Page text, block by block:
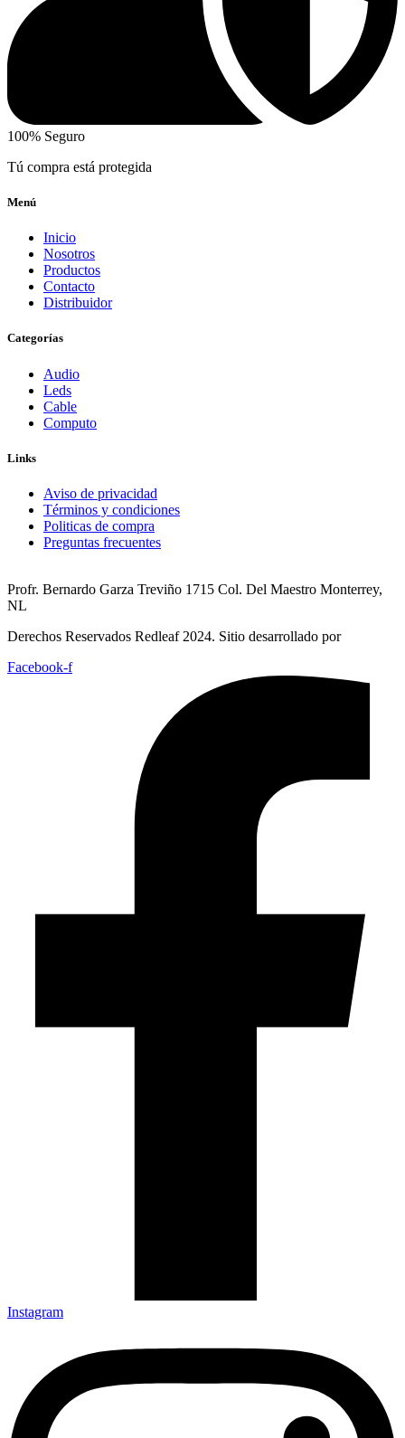
100% Seguro
Tú compra está protegida
Menú
Inicio
Nosotros
Productos
Contacto
Distribuidor
Categorías
Audio
Leds
Cable
Computo
Links
Aviso de privacidad
Términos y condiciones
Politicas de compra
Preguntas frecuentes
Profr. Bernardo Garza Treviño 1715 Col. Del Maestro Monterrey,
NL
Derechos Reservados Redleaf 2024. Sitio desarrollado por
Facebook-f
Instagram